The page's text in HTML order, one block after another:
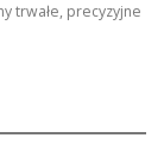
trwałe, precyzyjne